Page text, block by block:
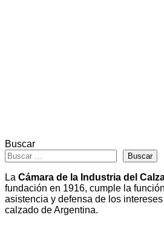
Buscar
Buscar
La Cámara de la Industria del
fundación en 1916, cumple la
asistencia y defensa de los
calzado de Argentina.